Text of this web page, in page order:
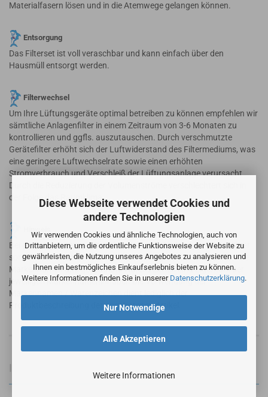
Diese Webseite verwendet Cookies und
andere Technologien
Wir verwenden Cookies und ähnliche Technologien, auch von
Drittanbietern, um die ordentliche Funktionsweise der Website zu
gewährleisten, die Nutzung unseres Angebotes zu analysieren und
Ihnen ein bestmögliches Einkaufserlebnis bieten zu können.
Weitere Informationen finden Sie in unserer Datenschutzerklärung.
Alle Akzeptieren
Nur Notwendige
Weitere Informationen
Materialfasern lösen und in die Atemwege gelangen können.
Entsorgung
Das Filterset ist voll veraschbar und kann einfach über den
Hausmüll entsorgt werden.
Filterwechsel
Um Ihre Lüftungsgeräte optimal betreiben zu können empfehlen wir
sämtliche Anlagenfilter in einem Zeitraum von 3-6 Monaten zu
kontrollieren und ggfls. auszutauschen. Durch verschmutzte
Gerätefilter erhöht sich der Luftwiderstand des Filtermediums, was
eine geringere Luftwechselrate sowie einen erhöhten
Stromverbrauch und Verschleiß der Lüftungsanlage verursacht.
Durch die Reduzierung der Volumenströme verschlechtert sich in
der Folge das Raumklima.
Hinweis
Bei den angebotenen Filtern handelt es sich nicht um Originalfilter
sondern um alternative Ersatzfilter in vergleichbarer Qualität. Alle
Markennamen und geschützte Warenzeichen sind Eigentum der
jeweiligen Markennameninhaber. Die Verwendung der
Markennamen / Warenzeichen dient lediglich der
Produktbeschreibung der angebotenen Artikel.
Informationen zur Produktsicherheit